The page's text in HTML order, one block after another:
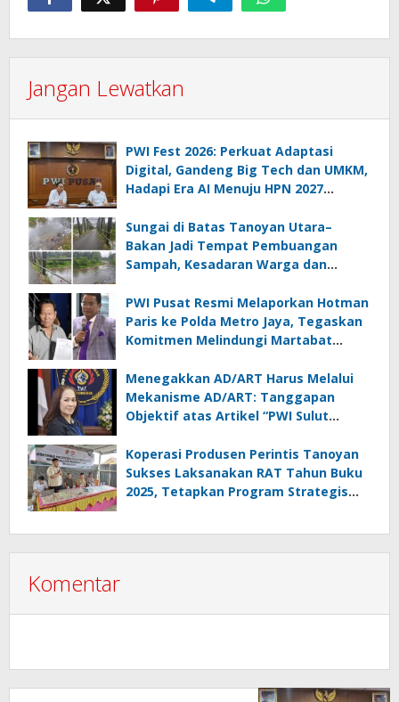
Jangan Lewatkan
PWI Fest 2026: Perkuat Adaptasi
Digital, Gandeng Big Tech dan UMKM,
Hadapi Era AI Menuju HPN 2027
Sungai di Batas Tanoyan Utara–
Bakan Jadi Tempat Pembuangan
Sampah, Kesadaran Warga dan
PWI Pusat Resmi Melaporkan Hotman
Paris ke Polda Metro Jaya, Tegaskan
Komitmen Melindungi Martabat
Menegakkan AD/ART Harus Melalui
Mekanisme AD/ART: Tanggapan
Objektif atas Artikel “PWI Sulut
Melanggar Aturan”
Koperasi Produsen Perintis Tanoyan
Sukses Laksanakan RAT Tahun Buku
2025, Tetapkan Program Strategis
Komentar